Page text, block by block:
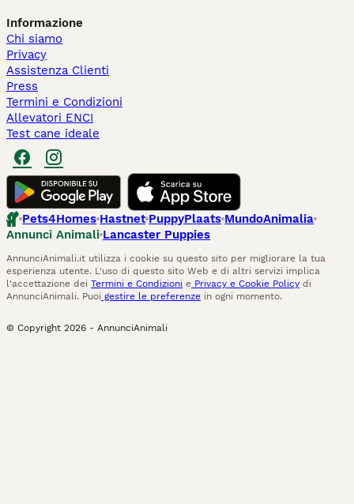
Informazione
Chi siamo
Privacy
Assistenza Clienti
Press
Termini e Condizioni
Allevatori ENCI
Test cane ideale
Pets4Homes Hastnet PuppyPlaats MundoAnimalia
Annunci Animali Lancaster Puppies
AnnunciAnimali.it utilizza i cookie su questo sito per migliorare la tua
esperienza utente. L'uso di questo sito Web e di altri servizi implica
l'accettazione dei Termini e Condizioni e Privacy e Cookie Policy di
AnnunciAnimali. Puoi gestire le preferenze in ogni momento.
© Copyright 2026 - AnnunciAnimali